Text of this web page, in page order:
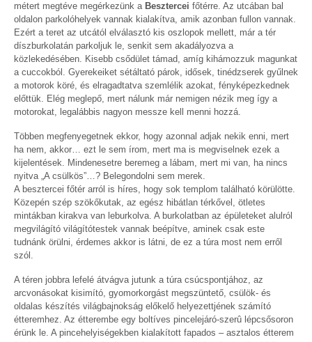
métert megtéve megérkezünk a Besztercei főtérre. Az utcában bal
oldalon parkolóhelyek vannak kialakítva, amik azonban fullon vannak.
Ezért a teret az utcától elválasztó kis oszlopok mellett, már a tér
díszburkolatán parkoljuk le, senkit sem akadályozva a
közlekedésében. Kisebb csődület támad, amíg kihámozzuk magunkat
a cuccokból. Gyerekeiket sétáltató párok, idősek, tinédzserek gyűlnek
a motorok köré, és elragadtatva szemlélik azokat, fényképezkednek
előttük. Elég meglepő, mert nálunk már nemigen nézik meg így a
motorokat, legalábbis nagyon messze kell menni hozzá.
Többen megfenyegetnek ekkor, hogy azonnal adjak nekik enni, mert
ha nem, akkor… ezt le sem írom, mert ma is megviselnek ezek a
kijelentések. Mindenesetre beremeg a lábam, mert mi van, ha nincs
nyitva „A csülkös”…? Belegondolni sem merek.
A besztercei főtér arról is híres, hogy sok templom található körülötte.
Közepén szép szökőkutak, az egész hibátlan térkővel, ötletes
mintákban kirakva van leburkolva. A burkolatban az épületeket alulról
megvilágító világítótestek vannak beépítve, aminek csak este
tudnánk örülni, érdemes akkor is látni, de ez a túra most nem erről
szól.
A téren jobbra lefelé átvágva jutunk a túra csúcspontjához, az
arcvonásokat kisimító, gyomorkorgást megszüntető, csülök- és
oldalas készítés világbajnokság előkelő helyezettjének számító
étteremhez. Az étterembe egy boltíves pincelejáró-szerû lépcsősoron
érünk le. A pincehelyiségekben kialakított fapados – asztalos étterem